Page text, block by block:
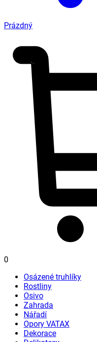
Prázdný
0
Osázené truhlíky
Rostliny
Osivo
Zahrada
Nářadí
Opory VATAX
Dekorace